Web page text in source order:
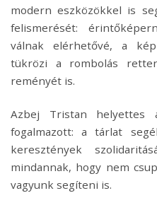
modern eszközökkel is
felismerését:
válnak elérhetővé, a
tükrözi a rombolás
reményét is.
Azbej Tristan helyettes
fogalmazott: a tárlat
keresztények
mindannak, hogy nem
vagyunk segíteni is.